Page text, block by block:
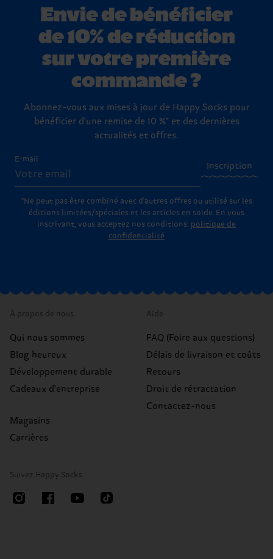
Envie de bénéficier
de 10% de réduction
sur votre première
commande ?
Abonnez-vous aux mises à jour de Happy Socks pour
bénéficier d'une remise de 10 %* et des dernières
actualités et offres.
E-mail
Inscription
*Ne peut pas être combiné avec d'autres offres ou utilisé sur les
éditions limitées/spéciales et les articles en solde. En vous
inscrivant, vous acceptez nos conditions. politique de
confidentialité
À propos de nous
Qui nous sommes
Blog heureux
Développement durable
Cadeaux d'entreprise
Magasins
Carrières
Aide
FAQ (Foire aux questions)
Délais de livraison et coûts
Retours
Droit de rétractation
Contactez-nous
Suivez Happy Socks